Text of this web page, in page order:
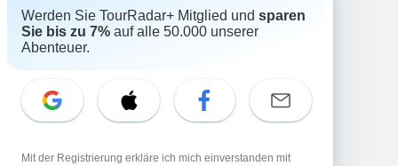
Support
Kontakt
Schweiz +41 225 183 195
E-Mail: support@tourradar.com
Werden Sie TourRadar+ Mitglied und sparen
Sie bis zu 7% auf alle 50.000 unserer
Abenteuer.
Mit der Registrierung erkläre ich mich einverstanden mit